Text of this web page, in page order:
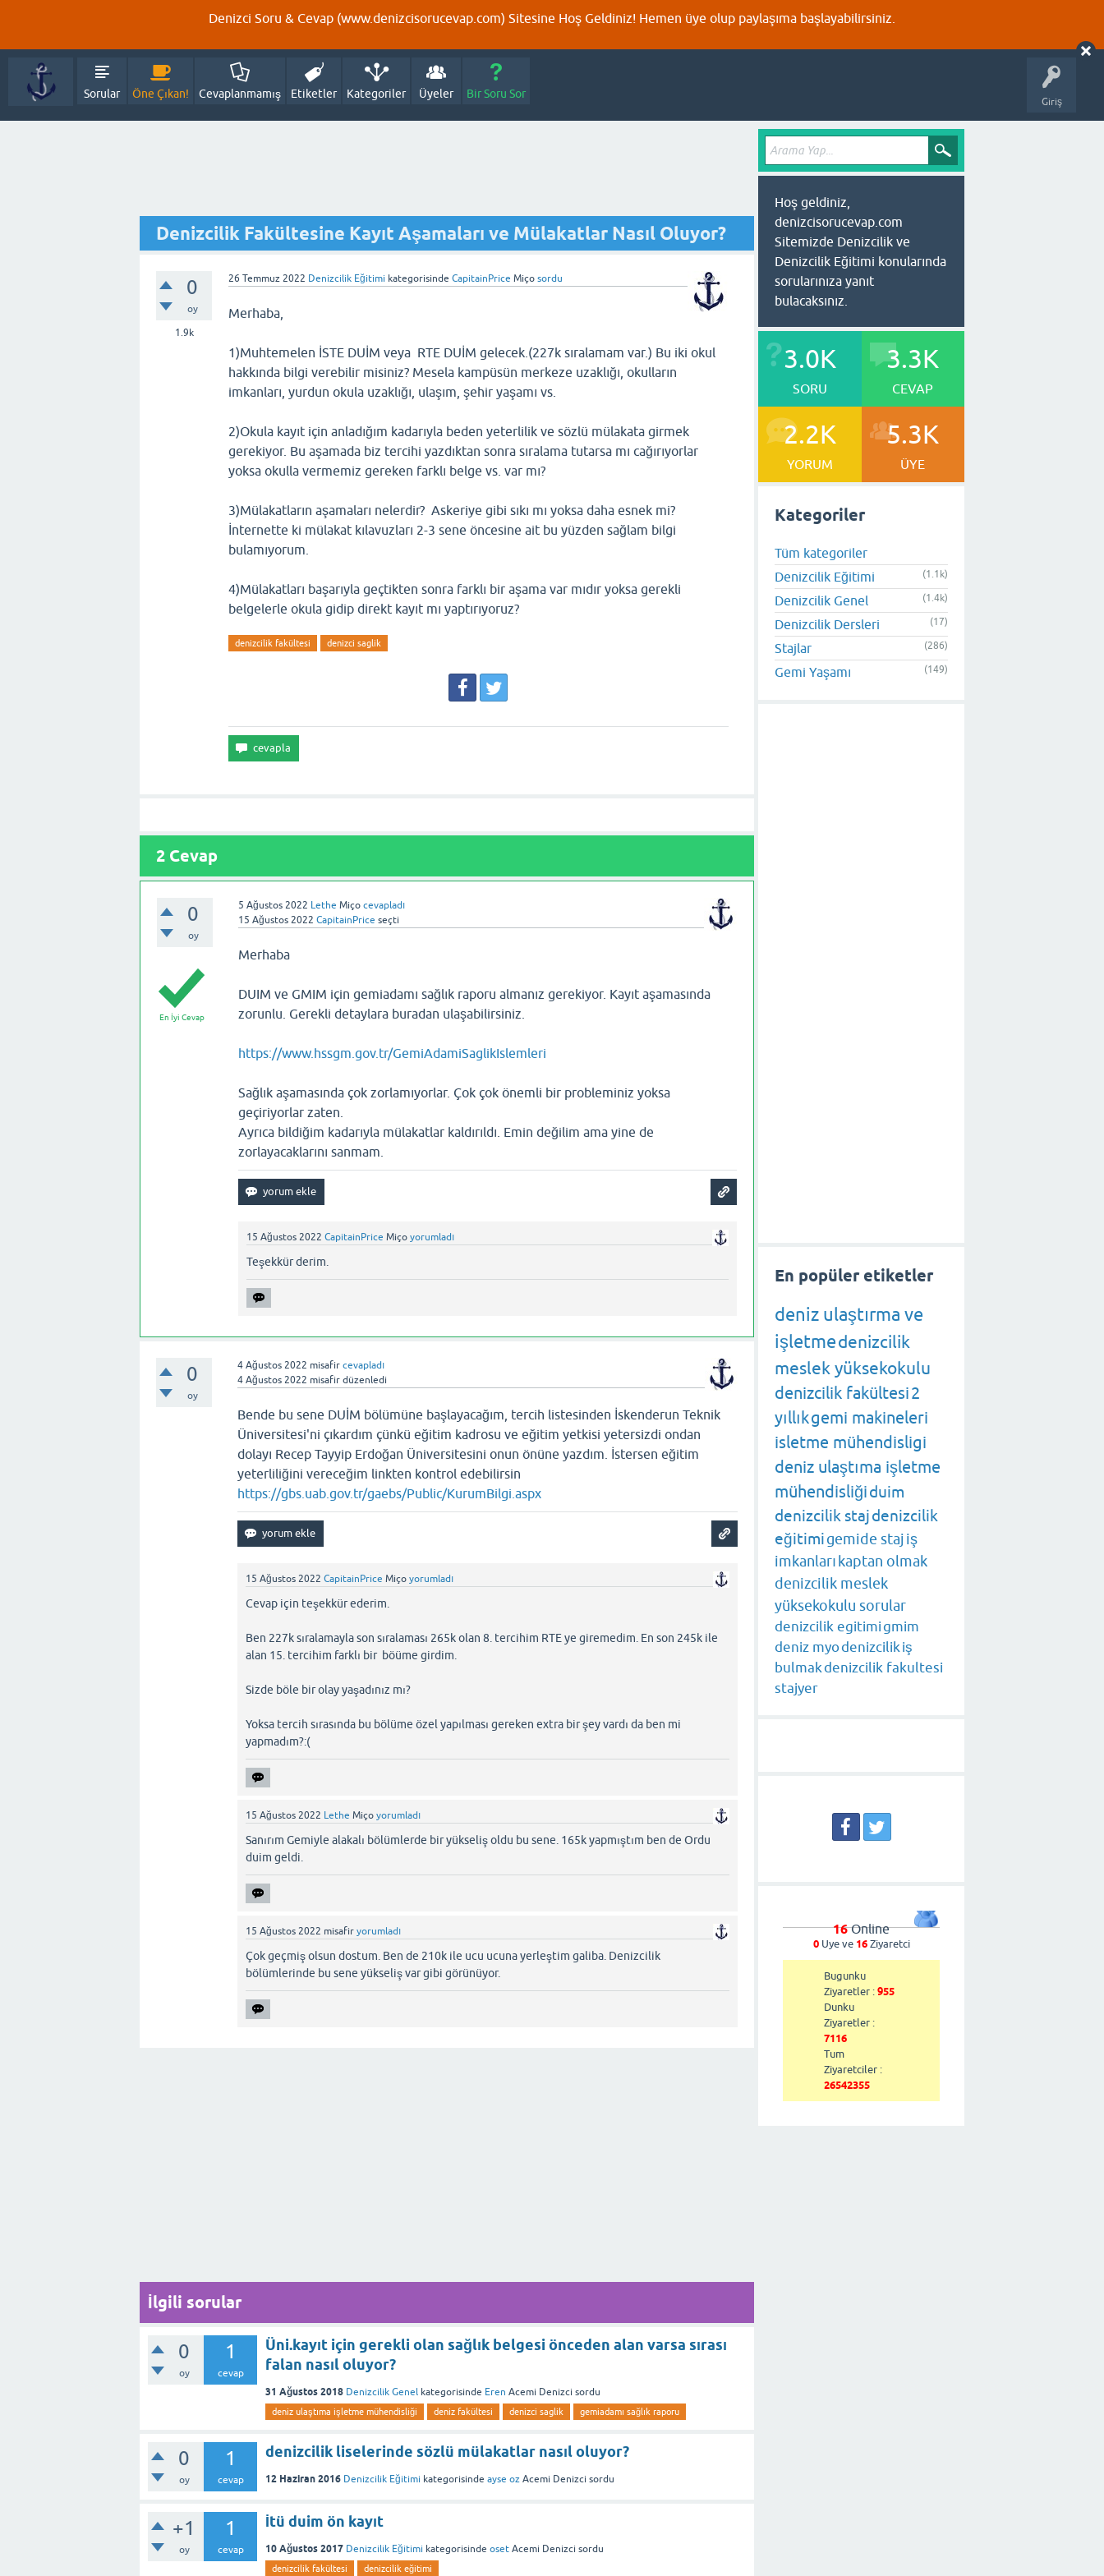
Denizci Soru & Cevap (www.denizcisorucevap.com) Sitesine Hoş Geldiniz! Hemen üye olup paylaşıma başlayabilirsiniz.
Giriş
Sorular Öne Çıkan! Cevaplanmamış Etiketler Kategoriler Üyeler Bir Soru Sor
Denizcilik Fakültesine Kayıt Aşamaları ve Mülakatlar Nasıl Oluyor?
0
oy
1.9k
26 Temmuz 2022 Denizcilik Eğitimi kategorisinde CapitainPrice Miço sordu
Merhaba,
1)Muhtemelen İSTE DUİM veya RTE DUİM gelecek.(227k sıralamam var.) Bu iki okul
hakkında bilgi verebilir misiniz? Mesela kampüsün merkeze uzaklığı, okulların
imkanları, yurdun okula uzaklığı, ulaşım, şehir yaşamı vs.
2)Okula kayıt için anladığım kadarıyla beden yeterlilik ve sözlü mülakata girmek
gerekiyor. Bu aşamada biz tercihi yazdıktan sonra sıralama tutarsa mı cağırıyorlar
yoksa okulla vermemiz gereken farklı belge vs. var mı?
3)Mülakatların aşamaları nelerdir? Askeriye gibi sıkı mı yoksa daha esnek mi?
İnternette ki mülakat kılavuzları 2-3 sene öncesine ait bu yüzden sağlam bilgi
bulamıyorum.
4)Mülakatları başarıyla geçtikten sonra farklı bir aşama var mıdır yoksa gerekli
belgelerle okula gidip direkt kayıt mı yaptırıyoruz?
denizcilik fakültesi denizci saglik
2 Cevap
0
oy
5 Ağustos 2022 Lethe Miço cevapladı
15 Ağustos 2022 CapitainPrice seçti
En İyi Cevap
Merhaba
DUIM ve GMIM için gemiadamı sağlık raporu almanız gerekiyor. Kayıt aşamasında
zorunlu. Gerekli detaylara buradan ulaşabilirsiniz.
https://www.hssgm.gov.tr/GemiAdamiSaglikIslemleri
Sağlık aşamasında çok zorlamıyorlar. Çok çok önemli bir probleminiz yoksa
geçiriyorlar zaten.
Ayrıca bildiğim kadarıyla mülakatlar kaldırıldı. Emin değilim ama yine de
zorlayacaklarını sanmam.
15 Ağustos 2022 CapitainPrice Miço yorumladı
Teşekkür derim.
0
oy
4 Ağustos 2022 misafir cevapladı
4 Ağustos 2022 misafir düzenledi
Bende bu sene DUİM bölümüne başlayacağım, tercih listesinden İskenderun Teknik
Üniversitesi'ni çıkardım çünkü eğitim kadrosu ve eğitim yetkisi yetersizdi ondan
dolayı Recep Tayyip Erdoğan Üniversitesini onun önüne yazdım. İstersen eğitim
yeterliliğini vereceğim linkten kontrol edebilirsin
https://gbs.uab.gov.tr/gaebs/Public/KurumBilgi.aspx
15 Ağustos 2022 CapitainPrice Miço yorumladı
Cevap için teşekkür ederim.
Ben 227k sıralamayla son sıralaması 265k olan 8. tercihim RTE ye giremedim. En son 245k ile
alan 15. tercihim farklı bir böüme girdim.
Sizde böle bir olay yaşadınız mı?
Yoksa tercih sırasında bu bölüme özel yapılması gereken extra bir şey vardı da ben mi
yapmadım?:(
15 Ağustos 2022 Lethe Miço yorumladı
Sanırım Gemiyle alakalı bölümlerde bir yükseliş oldu bu sene. 165k yapmıştım ben de Ordu
duim geldi.
15 Ağustos 2022 misafir yorumladı
Çok geçmiş olsun dostum. Ben de 210k ile ucu ucuna yerleştim galiba. Denizcilik
bölümlerinde bu sene yükseliş var gibi görünüyor.
İlgili sorular
0
oy
1
cevap
Üni.kayıt için gerekli olan sağlık belgesi önceden alan varsa sırası
falan nasıl oluyor?
31 Ağustos 2018 Denizcilik Genel kategorisinde Eren Acemi Denizci sordu
deniz ulaştıma işletme mühendisliği deniz fakültesi denizci saglik gemiadamı sağlık raporu
0
oy
1
cevap
denizcilik liselerinde sözlü mülakatlar nasıl oluyor?
12 Haziran 2016 Denizcilik Eğitimi kategorisinde ayse oz Acemi Denizci sordu
+1
oy
1
cevap
İtü duim ön kayıt
10 Ağustos 2017 Denizcilik Eğitimi kategorisinde oset Acemi Denizci sordu
denizcilik fakültesi denizcilik eğitimi
Hoş geldiniz,
denizcisorucevap.com
Sitemizde Denizcilik ve
Denizcilik Eğitimi konularında
sorularınıza yanıt
bulacaksınız.
3.0K
SORU
3.3K
CEVAP
2.2K
YORUM
5.3K
ÜYE
Kategoriler
Tüm kategoriler
Denizcilik Eğitimi
(1.1k)
Denizcilik Genel (1.4k)
Denizcilik Dersleri (17)
Stajlar (286)
Gemi Yaşamı (149)
En popüler etiketler
deniz ulaştırma ve
işletmedenizcilik
meslek yüksekokulu
denizcilik fakültesi2
yıllıkgemi makineleri
isletme mühendisligi
deniz ulaştıma işletme
mühendisliğiduim
denizcilik stajdenizcilik
eğitimigemide stajiş
imkanlarıkaptan olmak
denizcilik meslek
yüksekokulu sorular
denizcilik egitimigmim
deniz myodenizcilikiş
bulmakdenizcilik fakultesi
stajyer
16Online
0Uye ve 16Ziyaretci
Bugunku
Ziyaretler : 955
Dunku
Ziyaretler :
7116
Tum
Ziyaretciler :
26542355